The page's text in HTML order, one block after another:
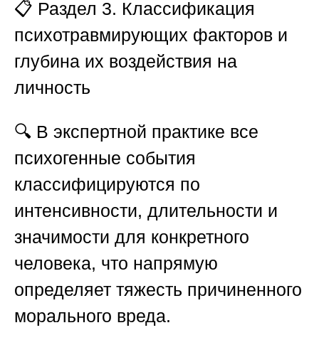
📋 Раздел 3. Классификация
психотравмирующих факторов и
глубина их воздействия на
личность
🔍 В экспертной практике все
психогенные события
классифицируются по
интенсивности, длительности и
значимости для конкретного
человека, что напрямую
определяет тяжесть причиненного
морального вреда.